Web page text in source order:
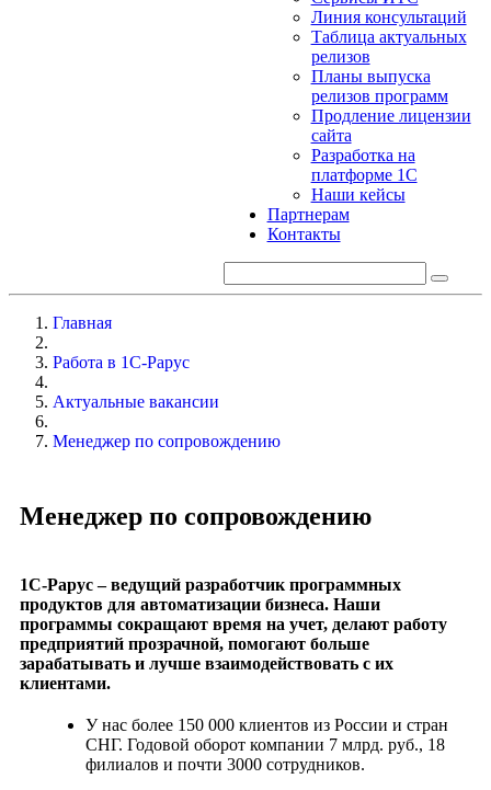
Линия консультаций
Таблица актуальных
релизов
Планы выпуска
релизов программ
Продление лицензии
сайта
Разработка на
платформе 1С
Наши кейсы
Партнерам
Контакты
Главная
Работа в 1С-Рарус
Актуальные вакансии
Менеджер по сопровождению
Менеджер по сопровождению
1С-Рарус – ведущий разработчик программных
продуктов для автоматизации бизнеса. Наши
программы сокращают время на учет, делают работу
предприятий прозрачной, помогают больше
зарабатывать и лучше взаимодействовать с их
клиентами.
У нас более 150 000 клиентов из России и стран
СНГ. Годовой оборот компании 7 млрд. руб., 18
филиалов и почти 3000 сотрудников.